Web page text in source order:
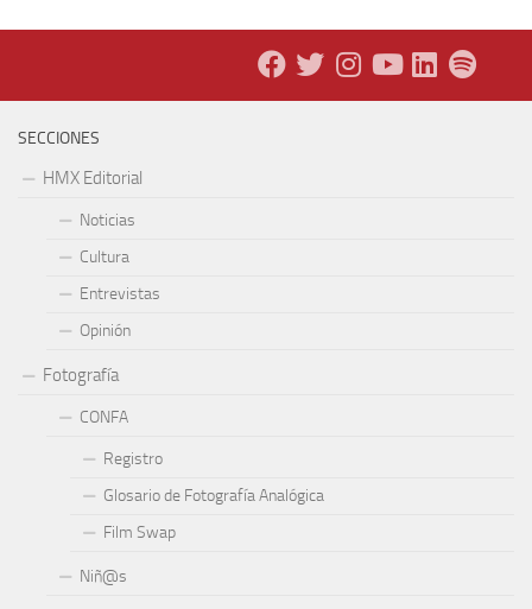
SECCIONES
HMX Editorial
Noticias
Cultura
Entrevistas
Opinión
Fotografía
CONFA
Registro
Glosario de Fotografía Analógica
Film Swap
Niñ@s